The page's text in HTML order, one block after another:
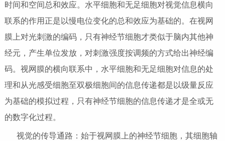
时间和空间总和效应。水平细胞和无足细胞对视觉信息横向
联系的作用正是以慢电位变化的总和效应为基础的。在视网
膜上对光刺激的编码，只有神经节细胞才类似于脑内其他神
经元，产生单位发放，对刺激强度按调频的方式给出神经编
码。视网膜的横向联系中，水平细胞和无足细胞对信息的处
理和从光感受细胞至双极细胞间的信息传递都是以级量反应
为基础的模拟过程，只有神经节细胞的信息传递才是全或无
的数字化过程。
视觉的传导通路：始于视网膜上的神经节细胞，其细胞轴